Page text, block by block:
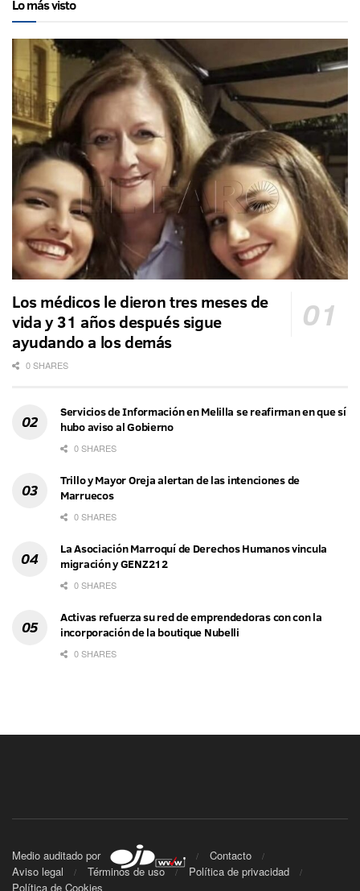
Lo más visto
Los médicos le dieron tres meses de
vida y 31 años después sigue
ayudando a los demás
0 SHARES
Servicios de Información en Melilla se reafirman en que sí
hubo aviso al Gobierno
0 SHARES
Trillo y Mayor Oreja alertan de las intenciones de
Marruecos
0 SHARES
La Asociación Marroquí de Derechos Humanos vincula
migración y GENZ212
0 SHARES
Activas refuerza su red de emprendedoras con con la
incorporación de la boutique Nubelli
0 SHARES
Medio auditado por
Contacto
Aviso legal
Términos de uso
Política de privacidad
Política de Cookies